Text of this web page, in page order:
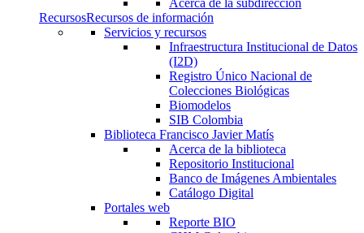
RecursosRecursos de información
Servicios y recursos
Infraestructura Institucional de Datos
(I2D)
Registro Único Nacional de
Colecciones Biológicas
Biomodelos
SIB Colombia
Biblioteca Francisco Javier Matís
Acerca de la biblioteca
Repositorio Institucional
Banco de Imágenes Ambientales
Catálogo Digital
Portales web
Reporte BIO